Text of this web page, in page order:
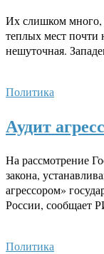
Их слишком много,
теплых мест почти
нешуточная.
Политика
Аудит
На рассмотрение
закона,
агрессором»
России, сообщает
Политика